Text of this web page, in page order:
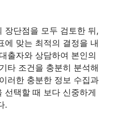
장단점을 모두 검토한 뒤,
에 맞는 최적의 결정을 내
출자와 상담하여 본인의
타 조건을 충분히 분석해
러한 충분한 정보 수집과
선택할 때 보다 신중하게
.